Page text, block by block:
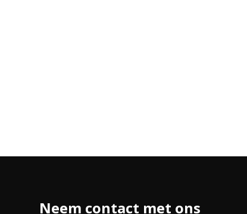
Neem contact met ons